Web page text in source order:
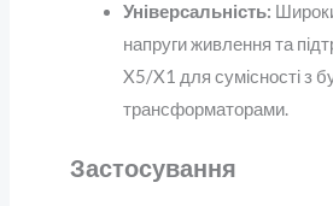
Універсальність:
напруги живлення та
X5/X1 для сумісності з
трансформаторами.
Застосування